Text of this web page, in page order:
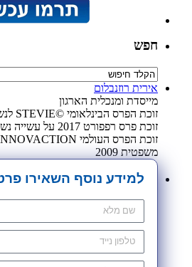
חפש
אירית רוזנבלום
מייסדת ומנכלית הארגון
זוכת הפרס הבינלאומי ©STEVIE לנשים פורצות דרך 2019
זוכת פרס רפפורט 2017 על עשייה נשית פורצת דרך
משפטית 2009
למידע נוסף השאירו